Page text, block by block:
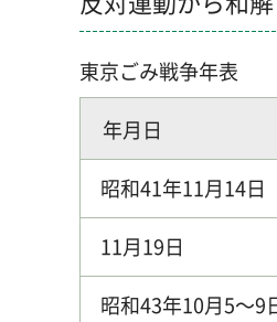
東京ごみ戦争年表
年月日
昭和41年11月14日
11月19日
昭和43年10月5～9